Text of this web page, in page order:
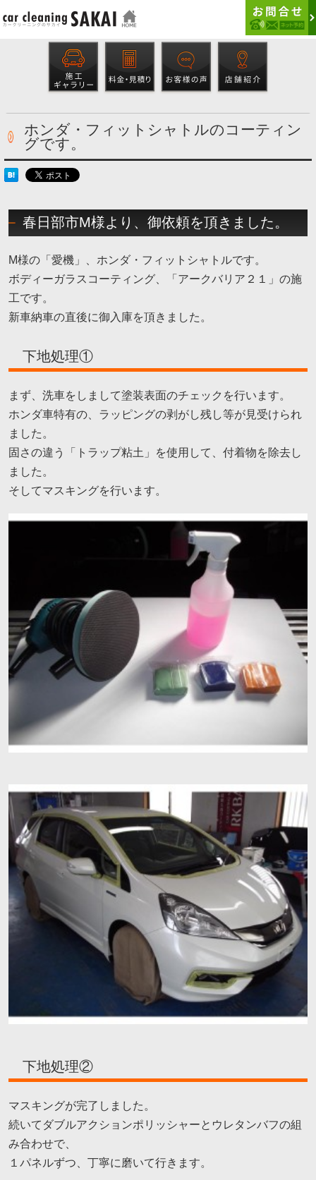
ホンダ・フィットシャトルのコーティン
グです。
春日部市M様より、御依頼を頂きました。
M様の「愛機」、ホンダ・フィットシャトルです。
ボディーガラスコーティング、「アークバリア２１」の施
工です。
新車納車の直後に御入庫を頂きました。
下地処理①
まず、洗車をしまして塗装表面のチェックを行います。
ホンダ車特有の、ラッピングの剥がし残し等が見受けられ
ました。
固さの違う「トラップ粘土」を使用して、付着物を除去し
ました。
そしてマスキングを行います。
下地処理②
マスキングが完了しました。
続いてダブルアクションポリッシャーとウレタンバフの組
み合わせで、
１パネルずつ、丁寧に磨いて行きます。